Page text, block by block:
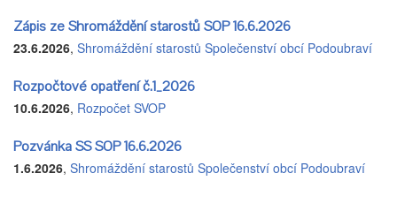
Zápis ze Shromáždění starostů SOP 16.6.2026
23.6.2026, Shromáždění starostů Společenství obcí Podoubraví
Rozpočtové opatření č.1_2026
10.6.2026, Rozpočet SVOP
Pozvánka SS SOP 16.6.2026
1.6.2026, Shromáždění starostů Společenství obcí Podoubraví